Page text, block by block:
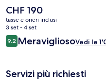
centrale. Approfitta dei mezzi
tram di Edinburgh Park è a 3
Park Central a 13 min a piedi.
Il
prezzo
attuale
è
CHF 190
CHF 190
tasse e oneri inclusi
3 set - 4 set
Recensioni
9.29.2 su 10
MeravigliosoVedi le
Servizi più richiesti